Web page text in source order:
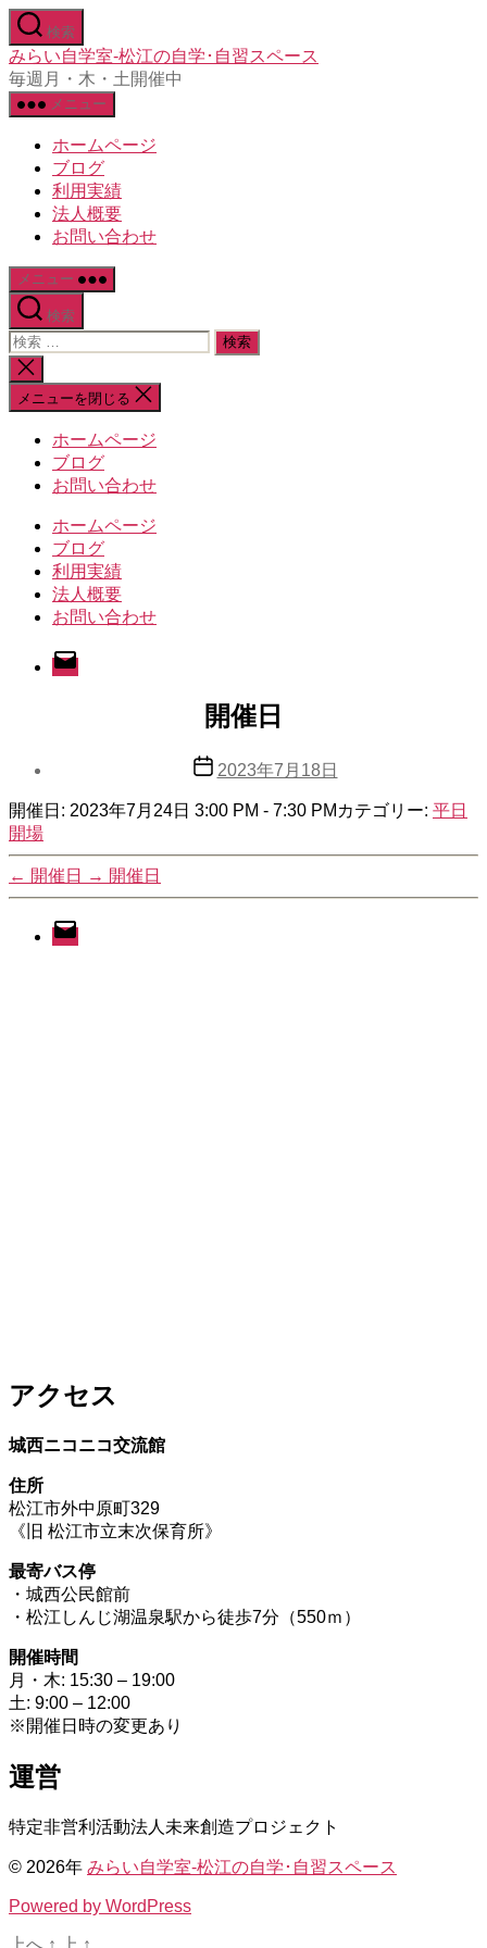
コ
ン
テ
ン
ツ
検索
みらい自学室-松江の自学･自習スペース
毎週月・木・土開催中
メニュー
ホームページ
ブログ
利用実績
法人概要
お問い合わせ
メニュー
検索
検
索
対
象:
検
索
を
メニューを閉じる
ホームページ
ブログ
お問い合わせ
ホームページ
ブログ
利用実績
法人概要
お問い合わせ
メ
ー
開催日
投
日
2023年7月18日
開催日: 2023年7月24日 3:00 PM - 7:30 PM カテゴリー: 平日
開場
← 開催日 → 開催日
メ
ー
アクセス
城西ニコニコ交流館
住所
松江市外中原町329
《旧 松江市立末次保育所》
最寄バス停
・城西公民館前
・松江しんじ湖温泉駅から徒歩7分（550ｍ）
開催時間
月・木: 15:30 – 19:00
土: 9:00 – 12:00
※開催日時の変更あり
運営
特定非営利活動法人未来創造プロジェクト
© 2026年 みらい自学室-松江の自学･自習スペース
Powered by WordPress
上へ ↑ 上 ↑